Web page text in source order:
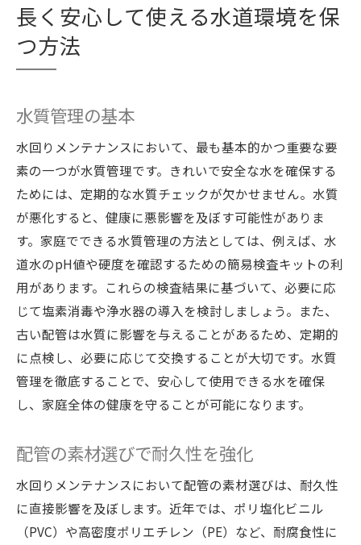
長く安心して使える水道環境を保
つ方法
水質管理の基本
水回りメンテナンスにおいて、最も基本的かつ重要な要
素の一つが水質管理です。きれいで安全な水を確保する
ためには、定期的な水質チェックが欠かせません。水質
が悪化すると、健康に悪影響を及ぼす可能性がありま
す。家庭でできる水質管理の方法としては、例えば、水
道水のpH値や硬度を確認するための簡易検査キットの利
用があります。これらの検査結果に基づいて、必要に応
じて塩素消毒や浄水器の導入を検討しましょう。また、
古い配管は水質に影響を与えることがあるため、定期的
に点検し、必要に応じて交換することが大切です。水質
管理を徹底することで、安心して使用できる水を確保
し、家庭全体の健康を守ることが可能になります。
配管の素材選びで耐久性を強化
水回りメンテナンスにおいて配管の素材選びは、耐久性
に直接影響を及ぼします。近年では、ポリ塩化ビニル
（PVC）や高密度ポリエチレン（PE）など、耐腐食性に